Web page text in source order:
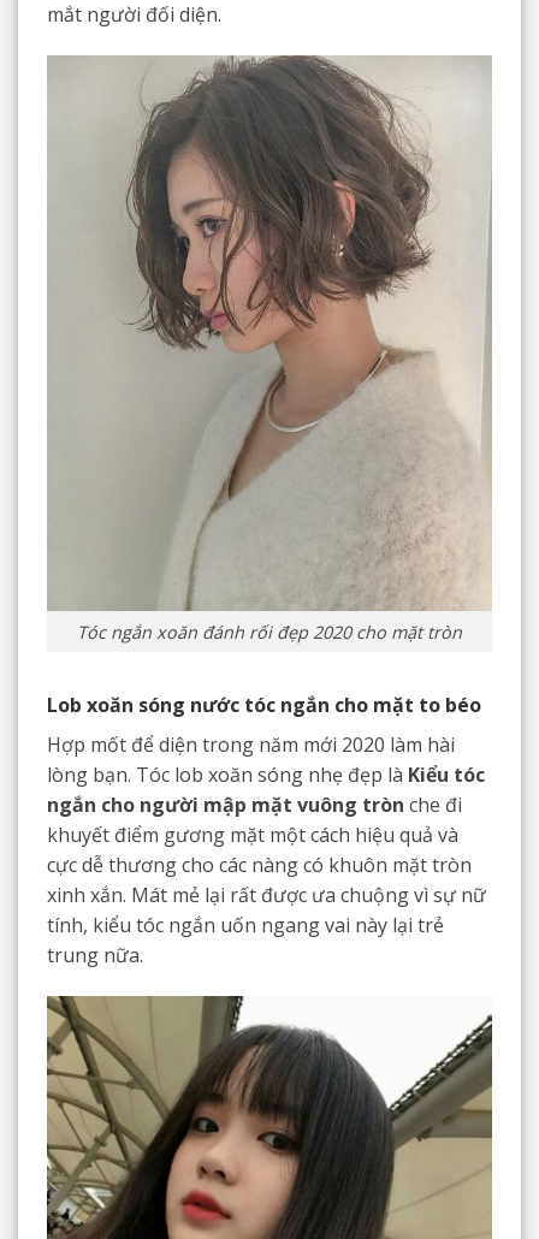
mắt người đối diện.
Tóc ngắn xoăn đánh rối đẹp 2020 cho mặt tròn
Lob xoăn sóng nước tóc ngắn cho mặt to béo
Hợp mốt để diện trong năm mới 2020 làm hài
lòng bạn. Tóc lob xoăn sóng nhẹ đẹp là Kiểu tóc
ngắn cho người mập mặt vuông tròn che đi
khuyết điểm gương mặt một cách hiệu quả và
cực dễ thương cho các nàng có khuôn mặt tròn
xinh xắn. Mát mẻ lại rất được ưa chuộng vì sự nữ
tính, kiểu tóc ngắn uốn ngang vai này lại trẻ
trung nữa.